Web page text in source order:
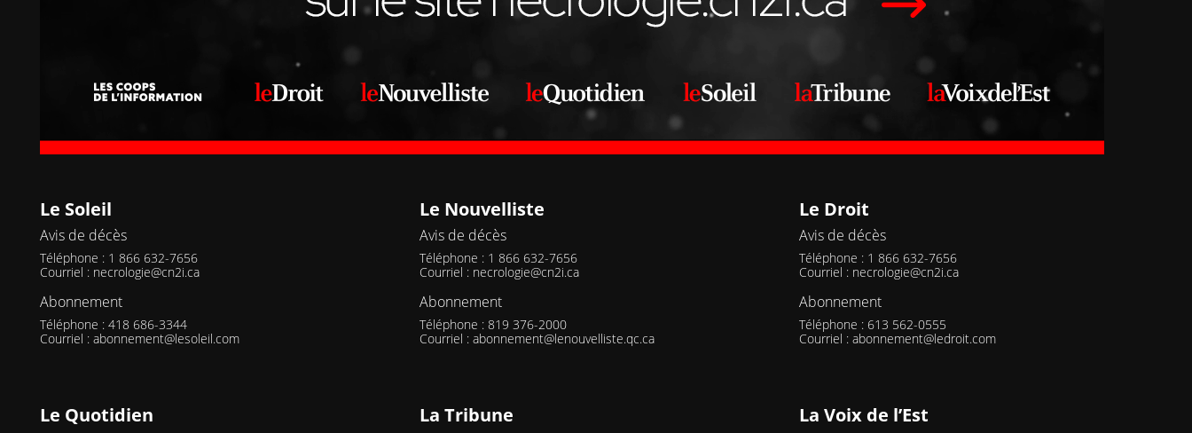
Le Soleil
Avis de décès
Téléphone : 1 866 632-7656
Courriel : necrologie@cn2i.ca
Abonnement
Téléphone : 418 686-3344
Courriel : abonnement@lesoleil.com
Le Nouvelliste
Avis de décès
Téléphone : 1 866 632-7656
Courriel : necrologie@cn2i.ca
Abonnement
Téléphone : 819 376-2000
Courriel : abonnement@lenouvelliste.qc.ca
Le Droit
Avis de décès
Téléphone : 1 866 632-7656
Courriel : necrologie@cn2i.ca
Abonnement
Téléphone : 613 562-0555
Courriel : abonnement@ledroit.com
Le Quotidien La Tribune La Voix de l’Est